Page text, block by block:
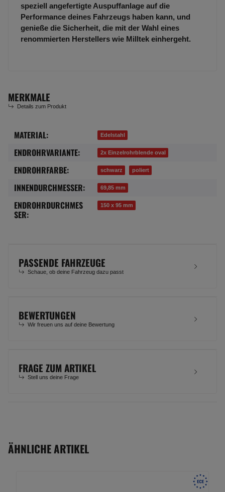
speziell angefertigte Auspuffanlage auf die
Performance deines Fahrzeugs haben kann, und
genieße die Sicherheit, die mit der Wahl eines
renommierten Herstellers wie Milltek einhergeht.
MERKMALE
Details zum Produkt
Produkteigenschaft
Wert
MATERIAL: Edelstahl
ENDROHRVARIANTE: 2x Einzelrohrblende oval
ENDROHRFARBE: schwarz poliert
INNENDURCHMESSER: 69,85 mm
ENDROHRDURCHMES
SER:
150 x 95 mm
PASSENDE FAHRZEUGE
Schaue, ob deine Fahrzeug dazu passt
BEWERTUNGEN
Wir freuen uns auf deine Bewertung
FRAGE ZUM ARTIKEL
Stell uns deine Frage
ÄHNLICHE ARTIKEL